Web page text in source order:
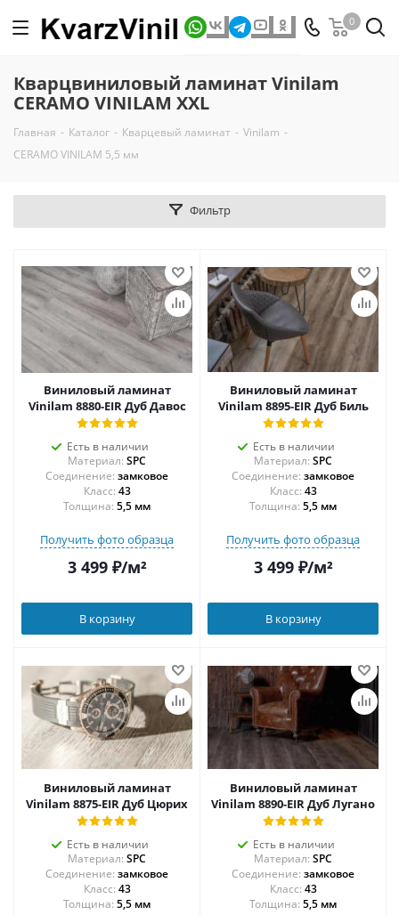
0
Кварцвиниловый ламинат Vinilam
CERAMO VINILAM XXL
Главная - Каталог - Кварцевый ламинат - Vinilam -
CERAMO VINILAM 5,5 мм
Фильтр
Виниловый ламинат
Vinilam 8880-EIR Дуб Давос
Есть в наличии
Материал: SPC
Соединение: замковое
43
Толщина: 5,5 мм
Получить фото образца
3 499₽/м²
В корзину
Виниловый ламинат
Vinilam 8895-EIR Дуб Биль
Есть в наличии
Материал: SPC
Соединение: замковое
43
Толщина: 5,5 мм
Получить фото образца
3 499₽/м²
В корзину
Виниловый ламинат
Vinilam 8875-EIR Дуб Цюрих
Есть в наличии
Материал: SPC
Соединение: замковое
43
Толщина: 5,5 мм
Виниловый ламинат
Vinilam 8890-EIR Дуб Лугано
Есть в наличии
Материал: SPC
Соединение: замковое
43
Толщина: 5,5 мм